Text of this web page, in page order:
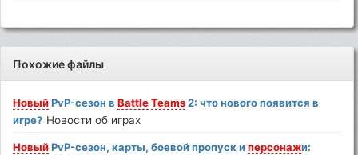
Похожие файлы
НовыйPvP-сезон вBattle Teams2: что нового появится в
игре? Новости об играх
НовыйPvP-сезон, карты, боевой пропуск иперсонажи: